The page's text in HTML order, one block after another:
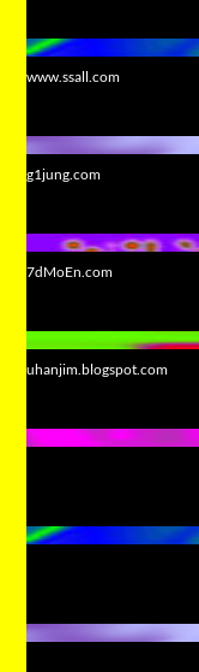
www.ssall.com
g1jung.com
7dMoEn.com
uhanjim.blogspot.com